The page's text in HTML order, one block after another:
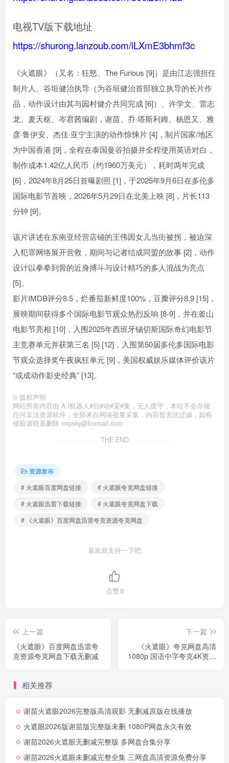
电视TV版下载地址
https://shurong.lanzoub.com/iLXmE3bhmf3c
《火遮眼》（又名：狂怒、The Furious [9]）是由江志强担任
制片人、谷垣健治执导（为谷垣健治首部独立执导的长片作
品，动作设计由其与园村健介共同完成 [6]）、许学文、雷志
龙、麦天枢、岑君茜编剧，谢苗、乔·塔斯利姆、杨恩又、雅
彦·鲁伊安、杰佳·亚宁主演的动作惊悚片 [4]，制片国家/地区
为中国香港 [9]，全程在泰国曼谷拍摄并全程使用英语对白，
制作成本1.42亿人民币（约1960万美元），耗时两年完成
[6]，2024年8月25日首曝剧照 [1]，于2025年9月6日在多伦多
国际电影节首映，2026年5月29日在北美上映 [8]，片长113
分钟 [9]。
该片讲述在东南亚经营店铺的王伟因女儿当街被拐，被迫深
入犯罪网络展开营救，期间与记者结成同盟的故事 [2]，动作
设计以拳拳到骨的近身搏斗与设计精巧的多人混战为亮点
[5]。
影片IMDB评分8.5，烂番茄新鲜度100%，豆瓣评分8.9 [15]，
展映期间获得多个国际电影节观众热烈反响 [8-9]，并在釜山
电影节亮相 [10]，入围2025年西班牙锡切斯国际奇幻电影节
主竞赛单元并获第三名 [5] [12]，入围第50届多伦多国际电影
节观众选择奖午夜疯狂单元 [9]，美国权威娱乐媒体评价该片
“或成动作影史经典” [13]。
© 版权声明
网站所有内容由 A I机器人#自#动#采#集，无人值守，本站不会存储
任何非法资源软件，全部来自网络批量采集，内容暂无法过滤，如有
侵权请联系删除 mrpsky@foxmail.com
THE END
资源发布
# 火遮眼百度网盘链接
# 火遮眼夸克网盘链接
# 火遮眼迅雷下载链接
# 火遮眼夸克网盘下载
# 《火遮眼》百度网盘迅雷夸克资源夸克网盘
喜欢就支持一下吧
点赞0
上一篇
《火遮眼》百度网盘迅雷夸
克资源夸克网盘下载无删减
下一篇
《火遮眼》夸克网盘高清
1080p 国语中字夸克4K资源
相关推荐
谢苗火遮眼2026完整版高清观影 无删减原版在线播放
火遮眼2026版谢苗版完整版未删 1080P网盘永久有效
谢苗2026火遮眼无删减完整版 多网盘合集分享
谢苗2026火遮眼未删减完整全集 三网盘高清资源免费分享